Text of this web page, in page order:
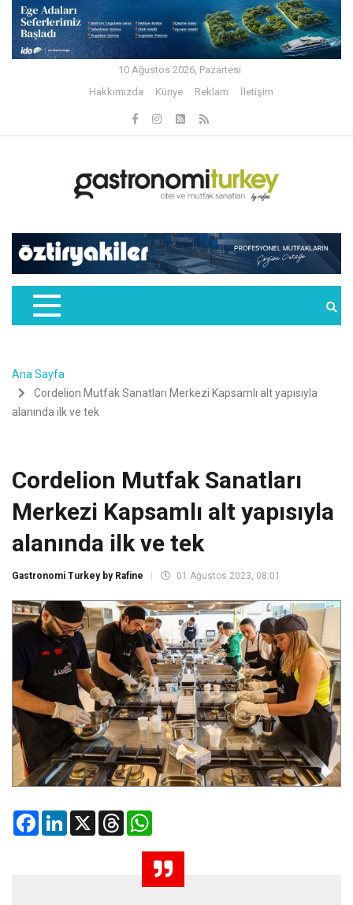
10 Ağustos 2026, Pazartesi
Hakkımızda
Künye Reklam İletişim
Ana Sayfa
Cordelion Mutfak Sanatları Merkezi Kapsamlı alt yapısıyla
alanında ilk ve tek
Cordelion Mutfak Sanatları
Merkezi Kapsamlı alt yapısıyla
alanında ilk ve tek
Gastronomi Turkey by Rafine 01 Ağustos 2023, 08:01
FacebookLinkedIn
X Threads